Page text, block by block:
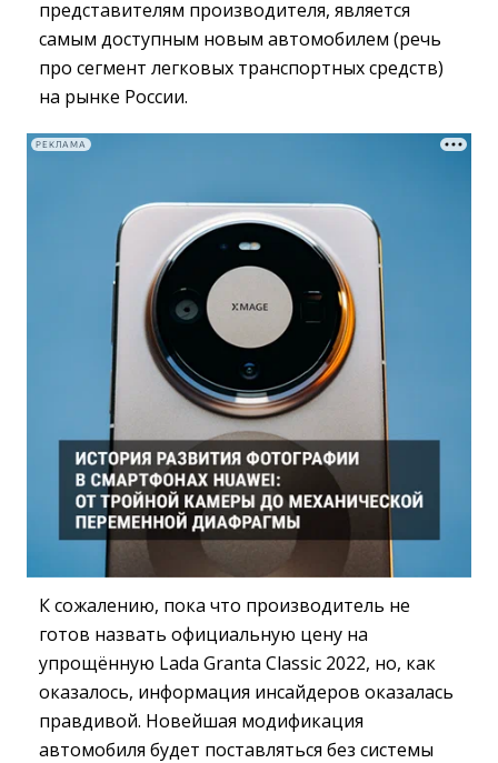
представителям производителя, является
самым доступным новым автомобилем (речь
про сегмент легковых транспортных средств)
на рынке России.
РЕКЛАМА
К сожалению, пока что производитель не
готов назвать официальную цену на
упрощённую Lada Granta Classic 2022, но, как
оказалось, информация инсайдеров оказалась
правдивой. Новейшая модификация
автомобиля будет поставляться без системы